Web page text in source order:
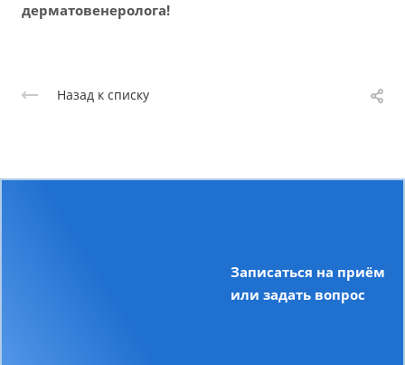
дерматовенеролога!
Назад к списку
Записаться на приём
или задать вопрос